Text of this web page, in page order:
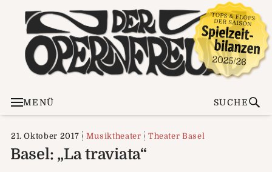
MENÜ SUCHE
21. Oktober 2017 Musiktheater Theater Basel
Basel: „La traviata“